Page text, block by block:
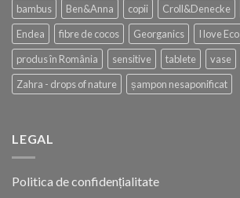
bambus Ben&Anna copii Croll&Denecke
Endea
fibre de cocos Georganics I love Eco
produs în România
sensitive tablete vase
Zahra - drops of nature
șampon nesaponificat
LEGAL
Politica de confidențialitate